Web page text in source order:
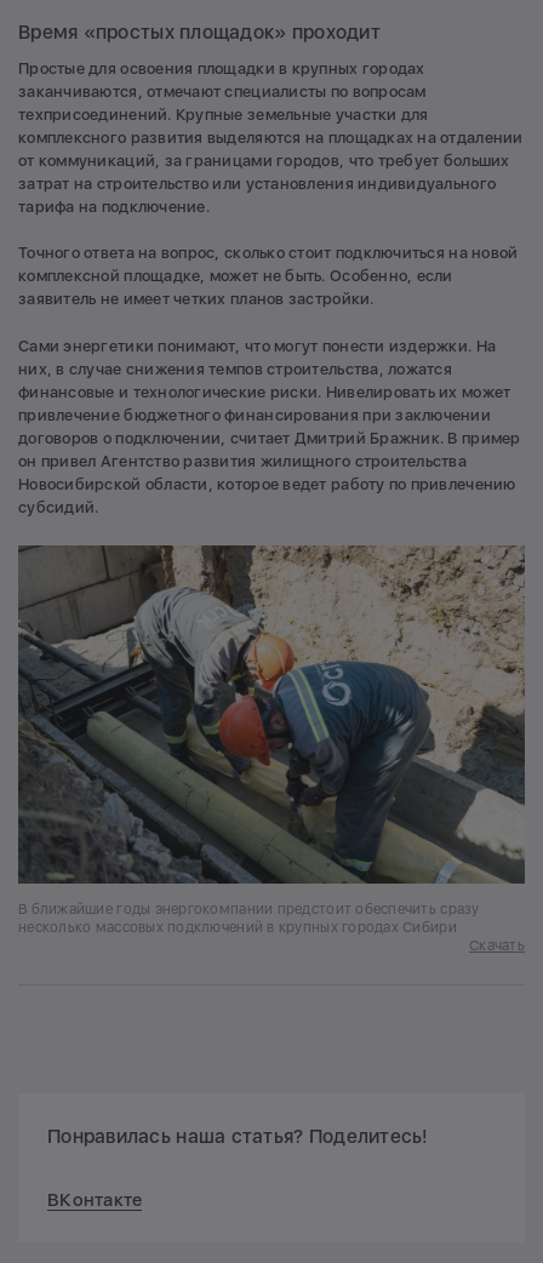
Время «простых площадок» проходит
Простые для освоения площадки в крупных городах
заканчиваются, отмечают специалисты по вопросам
техприсоединений. Крупные земельные участки для
комплексного развития выделяются на площадках на отдалении
от коммуникаций, за границами городов, что требует больших
затрат на строительство или установления индивидуального
тарифа на подключение.
Точного ответа на вопрос, сколько стоит подключиться на новой
комплексной площадке, может не быть. Особенно, если
заявитель не имеет четких планов застройки.
Сами энергетики понимают, что могут понести издержки. На
них, в случае снижения темпов строительства, ложатся
финансовые и технологические риски. Нивелировать их может
привлечение бюджетного финансирования при заключении
договоров о подключении, считает Дмитрий Бражник. В пример
он привел Агентство развития жилищного строительства
Новосибирской области, которое ведет работу по привлечению
субсидий.
В ближайшие годы энергокомпании предстоит обеспечить сразу
несколько массовых подключений в крупных городах Сибири
Скачать
Понравилась наша статья? Поделитесь!
ВКонтакте